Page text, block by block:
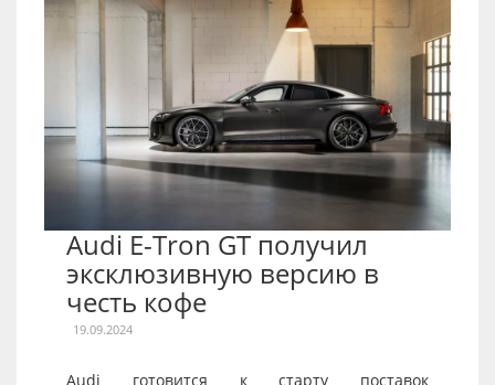
Audi E-Tron GT получил
эксклюзивную версию в
честь кофе
19.09.2024
Audi готовится к старту поставок